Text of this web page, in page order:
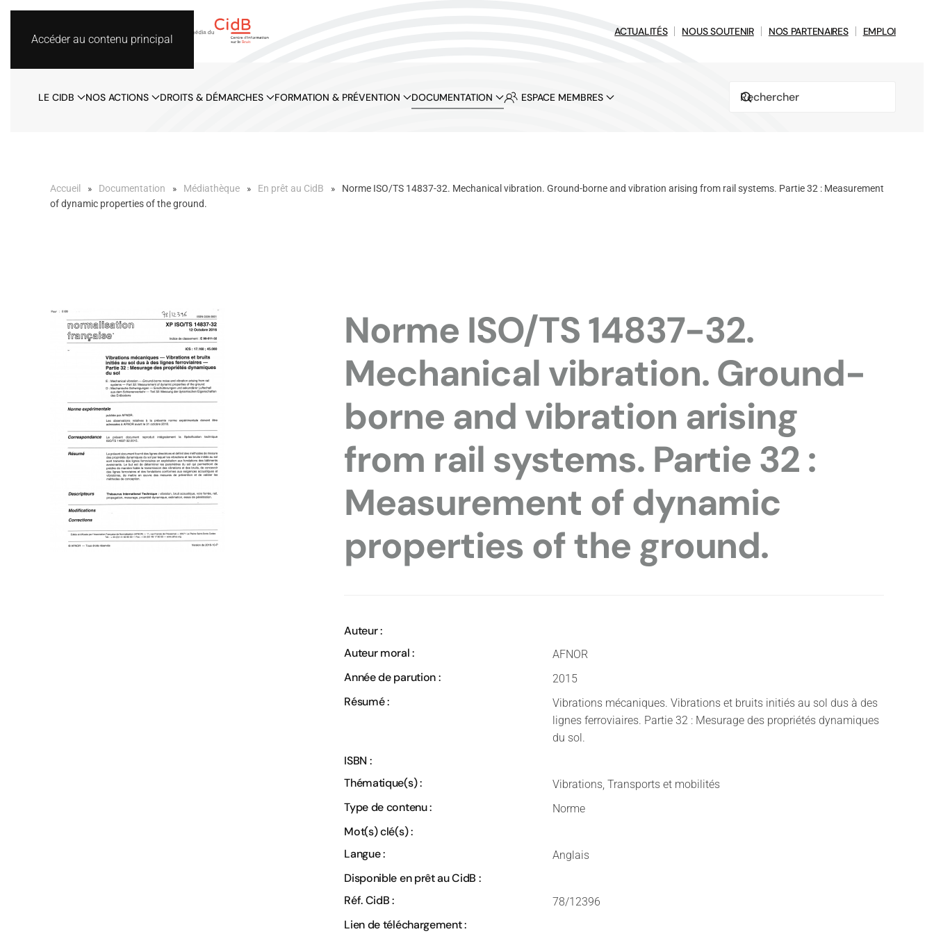
Accéder au contenu principal
ACTUALITÉS NOUS SOUTENIR NOS PARTENAIRES EMPLOI
LE CIDB NOS ACTIONS DROITS & DÉMARCHES FORMATION & PRÉVENTION DOCUMENTATION ESPACE MEMBRES
Accueil Documentation Médiathèque En prêt au CidB
Norme ISO/TS 14837-32. Mechanical vibration. Ground-borne and vibration arising from rail systems. Partie 32 : Measurement
of dynamic properties of the ground.
Norme ISO/TS 14837-32.
Mechanical vibration. Ground-
borne and vibration arising
from rail systems. Partie 32 :
Measurement of dynamic
properties of the ground.
Auteur :
Auteur moral :
AFNOR
Année de parution : 2015
Résumé :
Vibrations mécaniques. Vibrations et bruits initiés au sol dus à des
lignes ferroviaires. Partie 32 : Mesurage des propriétés dynamiques
du sol.
ISBN :
Thématique(s) :
Vibrations, Transports et mobilités
Type de contenu : Norme
Mot(s) clé(s) :
Langue :
Anglais
Disponible en prêt au CidB :
Réf. CidB :
78/12396
Lien de téléchargement :